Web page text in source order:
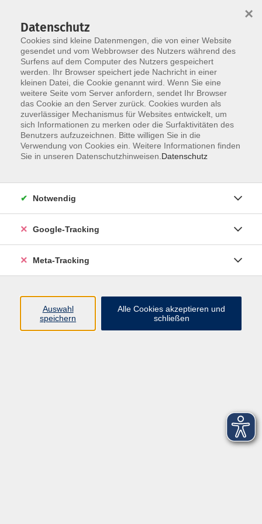
Skip to main content
Der Kurs konnte nicht gefunden werden.
Über uns
Datenschutz
Cookies sind kleine Datenmengen, die von einer Website
gesendet und vom Webbrowser des Nutzers während des
Surfens auf dem Computer des Nutzers gespeichert
werden. Ihr Browser speichert jede Nachricht in einer
kleinen Datei, die Cookie genannt wird. Wenn Sie eine
weitere Seite vom Server anfordern, sendet Ihr Browser
das Cookie an den Server zurück. Cookies wurden als
zuverlässiger Mechanismus für Websites entwickelt, um
sich Informationen zu merken oder die Surfaktivitäten des
Benutzers aufzuzeichnen. Bitte willigen Sie in die
Verwendung von Cookies ein. Weitere Informationen finden
Sie in unseren Datenschutzhinweisen. Datenschutz
×
Notwendig
Google-Tracking
Meta-Tracking
Auswahl
speichern
Alle Cookies akzeptieren und
schließen